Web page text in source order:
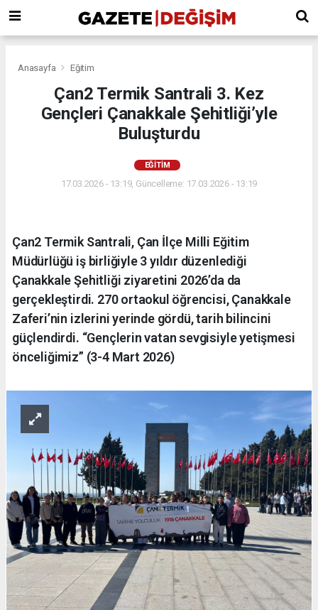
Anasayfa Eğitim
Çan2 Termik Santrali 3. Kez
Gençleri Çanakkale Şehitliği’yle
Buluşturdu
EĞITIM
17.03.2026 - 13:19, Güncelleme: 17.03.2026 - 13:19
Çan2 Termik Santrali, Çan İlçe Milli Eğitim
Müdürlüğü iş birliğiyle 3 yıldır düzenlediği
Çanakkale Şehitliği ziyaretini 2026’da da
gerçekleştirdi. 270 ortaokul öğrencisi, Çanakkale
Zaferi’nin izlerini yerinde gördü, tarih bilincini
güçlendirdi. “Gençlerin vatan sevgisiyle yetişmesi
önceliğimiz” (3-4 Mart 2026)